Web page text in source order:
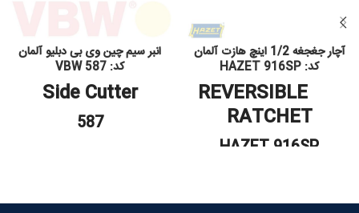
آچار جغجغه 1/2 اینچ هازت آلمان
کد: HAZET 916SP
REVERSIBLE
RATCHET
HAZET 916SP
انبر سیم چین وی بی دبلیو آلمان
کد: 587 VBW
Side Cutter
587